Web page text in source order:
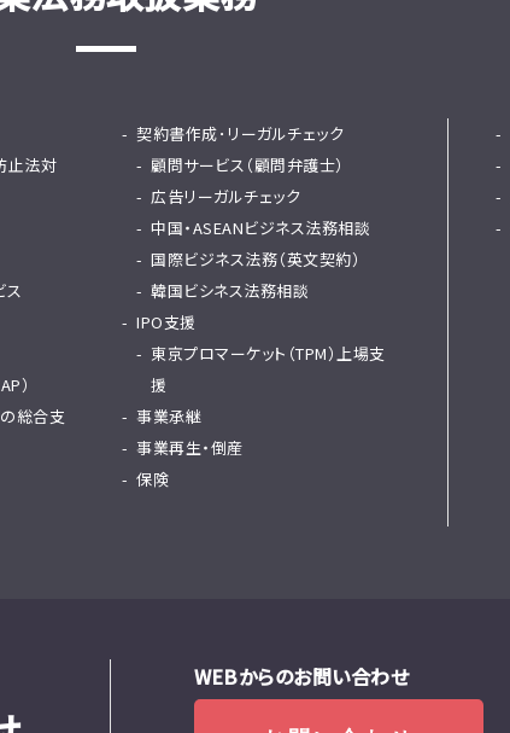
止法対
ス
）
総合支
契約書作成･リーガルチェック
顧問サービス（顧問弁護士）
広告リーガルチェック
中国・ASEANビジネス法務相談
国際ビジネス法務（英文契約）
韓国ビシネス法務相談
IPO支援
東京プロマーケット（TPM）上場支
援
事業承継
事業再生・倒産
保険
WEBからのお問い合わせ